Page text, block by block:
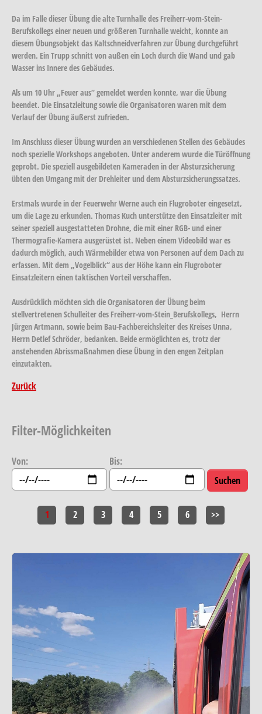
Da im Falle dieser Übung die alte Turnhalle des Freiherr-vom-Stein-
Berufskollegs einer neuen und größeren Turnhalle weicht, konnte an
diesem Übungsobjekt das Kaltschneidverfahren zur Übung durchgeführt
werden. Ein Trupp schnitt von außen ein Loch durch die Wand und gab
Wasser ins Innere des Gebäudes.
Als um 10 Uhr „Feuer aus“ gemeldet werden konnte, war die Übung
beendet. Die Einsatzleitung sowie die Organisatoren waren mit dem
Verlauf der Übung äußerst zufrieden.
Im Anschluss dieser Übung wurden an verschiedenen Stellen des Gebäudes
noch spezielle Workshops angeboten. Unter anderem wurde die Türöffnung
geprobt. Die speziell ausgebildeten Kameraden in der Absturzsicherung
übten den Umgang mit der Drehleiter und dem Absturzsicherungssatzes.
Erstmals wurde in der Feuerwehr Werne auch ein Flugroboter eingesetzt,
um die Lage zu erkunden. Thomas Kuch unterstütze den Einsatzleiter mit
seiner speziell ausgestatteten Drohne, die mit einer RGB- und einer
Thermografie-Kamera ausgerüstet ist. Neben einem Videobild war es
dadurch möglich, auch Wärmebilder etwa von Personen auf dem Dach zu
erfassen. Mit dem „Vogelblick“ aus der Höhe kann ein Flugroboter
Einsatzleitern einen taktischen Vorteil verschaffen.
Ausdrücklich möchten sich die Organisatoren der Übung beim
stellvertretenen Schulleiter des Freiherr-vom-Stein_Berufskollegs, Herrn
Jürgen Artmann, sowie beim Bau-Fachbereichsleiter des Kreises Unna,
Herrn Detlef Schröder, bedanken. Beide ermöglichten es, trotz der
anstehenden Abrissmaßnahmen diese Übung in den engen Zeitplan
einzutakten.
Zurück
Filter-Möglichkeiten
Von: Bis:
1 2 3 4 5 6 >>